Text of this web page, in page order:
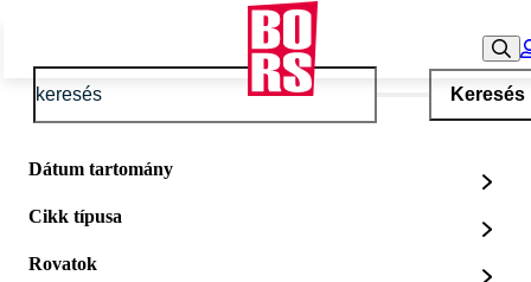
Keresés
Dátum tartomány
Cikk típusa
Rovatok